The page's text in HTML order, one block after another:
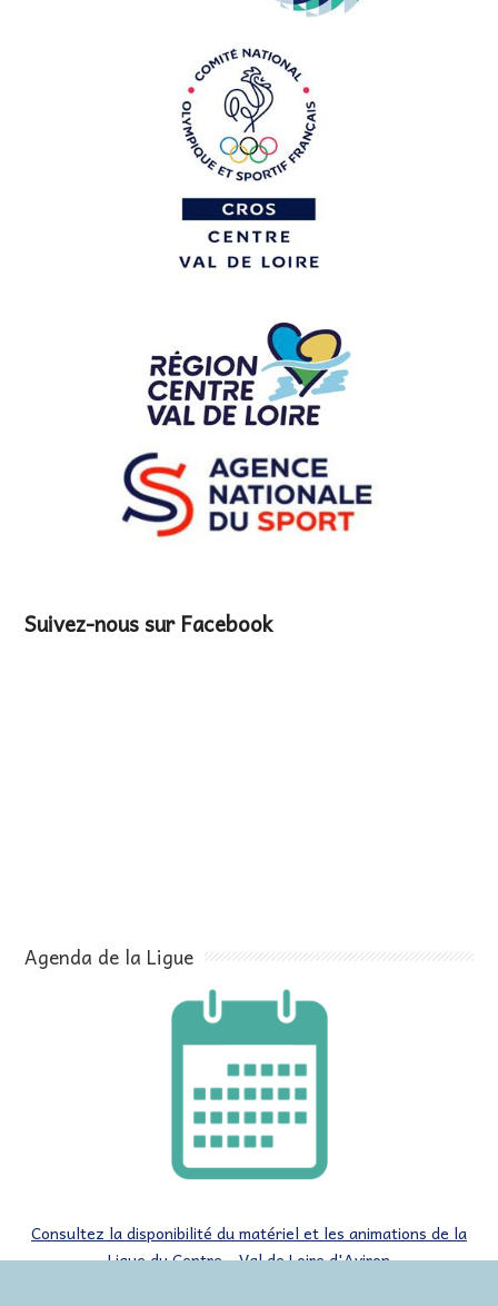
Suivez-nous sur Facebook
Agenda de la Ligue
Consultez la disponibilité du matériel et les animations de la
Ligue du Centre - Val de Loire d'Aviron